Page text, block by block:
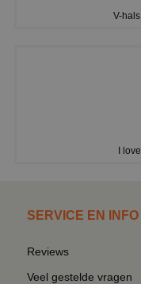
V-
I
SERVICE EN INFO
Reviews
Veel gestelde vragen